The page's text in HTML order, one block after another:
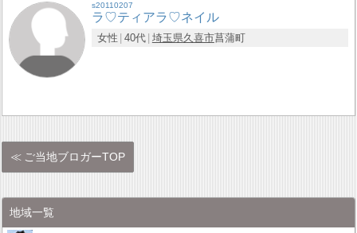
s20110207
ラ♡ティアラ♡ネイル
女性 40代 埼玉県久喜市菖蒲町
ご当地ブロガーTOP
地域一覧